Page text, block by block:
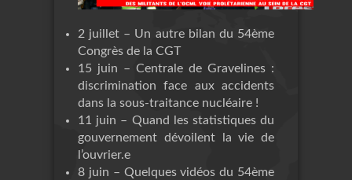
2 juillet – Un autre bilan du 54ème
Congrès de la CGT
15 juin – Centrale de Gravelines :
discrimination face aux accidents
dans la sous-traitance nucléaire !
11 juin – Quand les statistiques du
gouvernement dévoilent la vie de
l’ouvrier.e
8 juin – Quelques vidéos du 54ème